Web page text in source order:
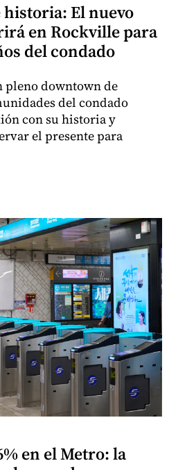
El nuevo
en Rockville para
del condado
pleno downtown de
del condado
con su historia y
el presente para
en el Metro: la